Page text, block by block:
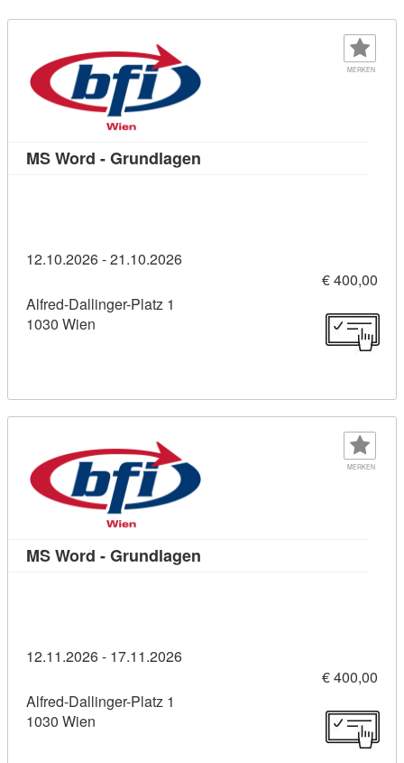
MERKEN
MS Word - Grundlagen
12.10.2026 - 21.10.2026
€ 400,00
Alfred-Dallinger-Platz 1
1030 Wien
MERKEN
MS Word - Grundlagen
12.11.2026 - 17.11.2026
€ 400,00
Alfred-Dallinger-Platz 1
1030 Wien